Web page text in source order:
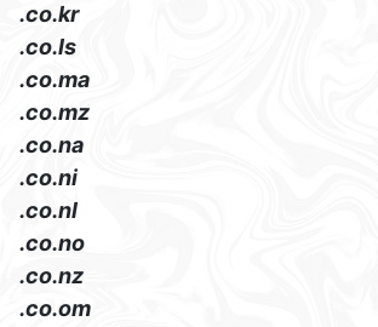
.co.kr
.co.ls
.co.ma
.co.mz
.co.na
.co.ni
.co.nl
.co.no
.co.nz
.co.om